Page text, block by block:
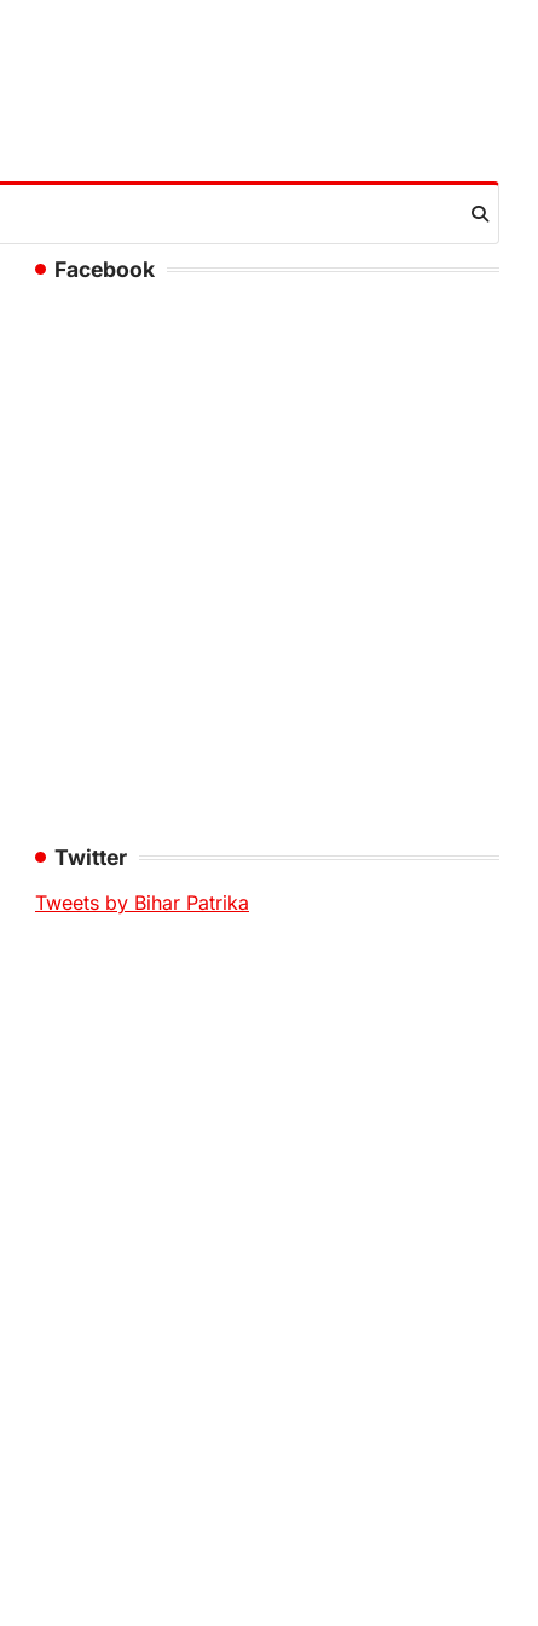
Facebook
Twitter
Tweets by Bihar Patrika